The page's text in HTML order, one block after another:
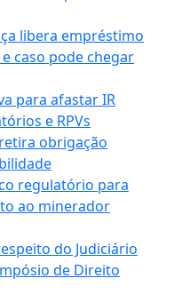
libera empréstimo
caso pode chegar
para afastar IR
e RPVs
obrigação
regulatório para
ao minerador
do Judiciário
de Direito